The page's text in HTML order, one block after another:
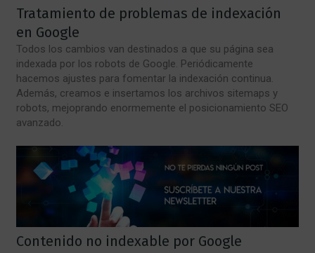
Tratamiento de problemas de indexación
en Google
Todos los cambios van destinados a que su página sea
indexada por los robots de Google. Periódicamente
hacemos ajustes para fomentar la indexación continua.
Además, creamos e insertamos los archivos sitemaps y
robots, mejoprando enormemente el posicionamiento SEO
avanzado.
Contenido no indexable por Google